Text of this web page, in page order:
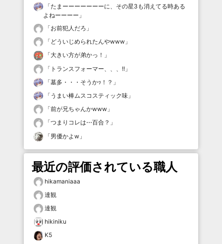
「たまーーーーーーーに、その星3も消えてる時ある
よねーーーー 」
「お前犯人だろ 」
「 どういじめられたんやwww 」
「大きい方が弟かっ！ 」
「 トランスフォーマー、、、!! 」
「墓多・・・そうかｯ！？ 」
「 うまい棒ムスコスティック味 」
「前が兄ちゃんかwww 」
「つまりコレは⋯百合？ 」
「男優かよw 」
最近の評価されている職人
hikamaniaaa
達観
達観
hikiniku
K5